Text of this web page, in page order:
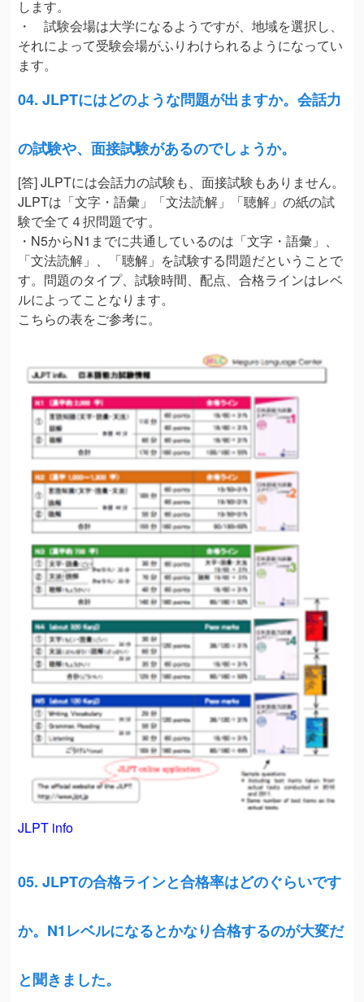
します。
・ 試験会場は大学になるようですが、地域を選択し、
それによって受験会場がふりわけられるようになってい
ます。
04. JLPTにはどのような問題が出ますか。会話力
の試験や、面接試験があるのでしょうか。
[答] JLPTには会話力の試験も、面接試験もありません。
JLPTは「文字・語彙」「文法読解」「聴解」の紙の試
験で全て４択問題です。
・N5からN1までに共通しているのは「文字・語彙」、
「文法読解」、「聴解」を試験する問題だということで
す。問題のタイプ、試験時間、配点、合格ラインはレベ
ルによってことなります。
こちらの表をご参考に。
JLPT info
05. JLPTの合格ラインと合格率はどのぐらいです
か。N1レベルになるとかなり合格するのが大変だ
と聞きました。